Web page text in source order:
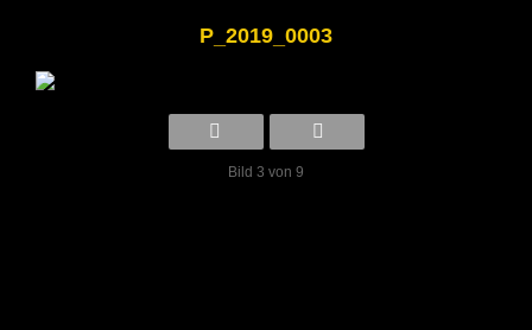
P_2019_0003
Bild 3 von 9